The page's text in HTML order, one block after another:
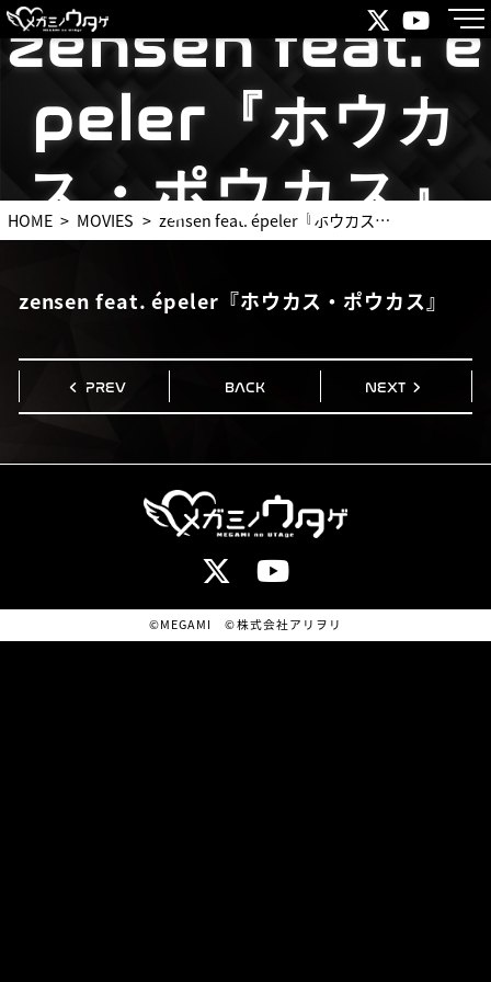
zensen feat. é
peler『ホウカ
ス・ポウカス』
zensen feat. é
peler『ホウカ
ス・ポウカス』
HOME MOVIES zensen feat. épeler『ホウカス・ポウカス』
zensen feat. épeler『ホウカス・ポウカス』
PREV BACK NEXT
©MEGAMI ©株式会社アリヲリ